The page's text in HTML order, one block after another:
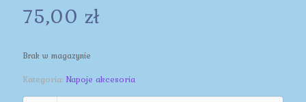
75,00 zł
Brak w magazynie
Kategoria: Napoje akcesoria